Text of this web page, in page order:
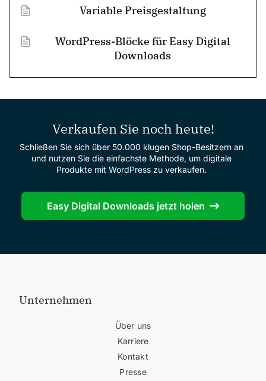
Variable Preisgestaltung
WordPress-Blöcke für Easy Digital
Downloads
Verkaufen Sie noch heute!
Schließen Sie sich über 50.000 klugen Shop-Besitzern an
und nutzen Sie die einfachste Methode, um digitale
Produkte mit WordPress zu verkaufen.
Easy Digital Downloads jetzt holen
Unternehmen
Über uns
Karriere
Kontakt
Presse